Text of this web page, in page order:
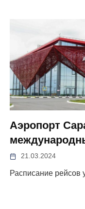
Аэропорт
21.03.2024
Расписание рейсов